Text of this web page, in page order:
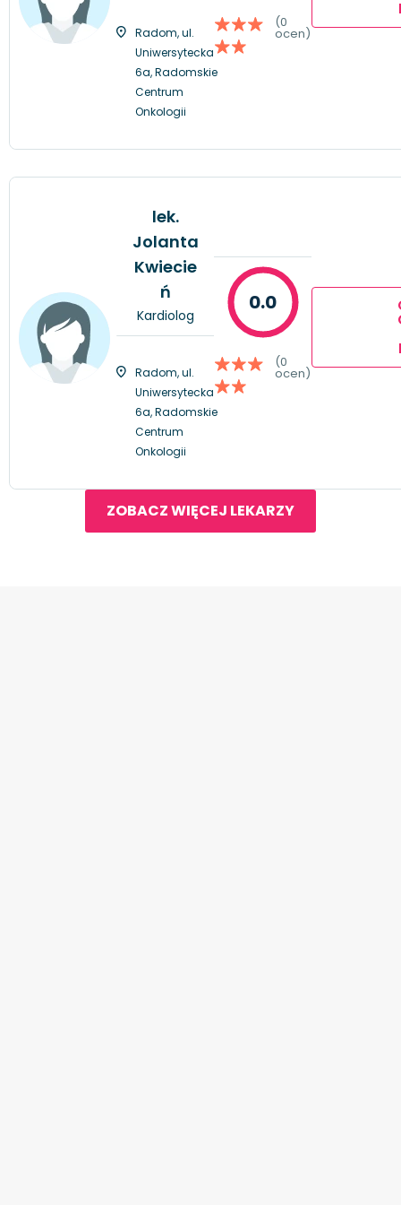
Radom, ul.
Uniwersytecka
6a, Radomskie
Centrum
Onkologii
(0
ocen)
lek.
Jolanta
Kwiecie
ń
Kardiolog
Radom, ul.
Uniwersytecka
6a, Radomskie
Centrum
Onkologii
0.0
(0
ocen)
ZOBACZ WIĘCEJ LEKARZY